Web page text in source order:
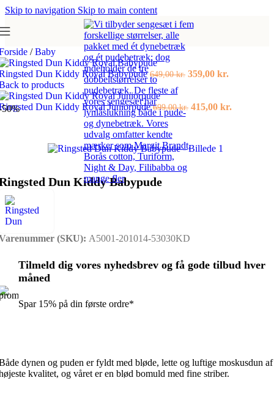
Skip to navigation Skip to main content
/ Baby
Dun Kiddy Royal Babypude649,00kr. Den
var:
359,00 kr.
er:
to products
Dun Kiddy Royal Juniorpude699,00kr. Den
699,00 kr..
415,00 kr.
50%
Dun Kiddy Babypude
(SKU): A5001-201014-53030KD
Tilmeld dig vores nyhedsbrev og få gode tilbud hver
måned
Spar 15% på din første ordre*
dynen og puden er fyldt med bløde, lette og luftige moskusdun af
kvalitet, og våret er en blød bomuld med fine striber.